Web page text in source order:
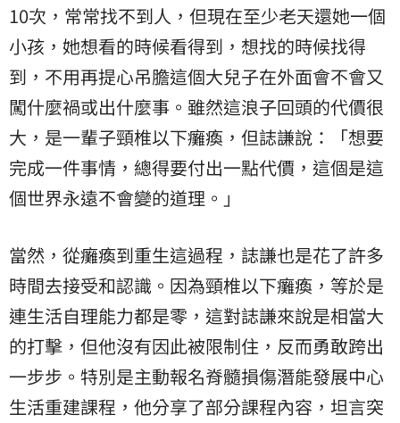
10次，常常找不到人，但現在至少老天還她一個
小孩，她想看的時候看得到，想找的時候找得
到，不用再提心吊膽這個大兒子在外面會不會又
闖什麼禍或出什麼事。雖然這浪子回頭的代價很
大，是一輩子頸椎以下癱瘓，但誌謙說：「想要
完成一件事情，總得要付出一點代價，這個是這
個世界永遠不會變的道理。」
當然，從癱瘓到重生這過程，誌謙也是花了許多
時間去接受和認識。因為頸椎以下癱瘓，等於是
連生活自理能力都是零，這對誌謙來說是相當大
的打擊，但他沒有因此被限制住，反而勇敢跨出
一步步。特別是主動報名脊髓損傷潛能發展中心
生活重建課程，他分享了部分課程內容，坦言突